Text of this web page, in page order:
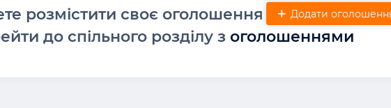
розмістити своє оголошення Додати
до спільного розділу з оголошеннями